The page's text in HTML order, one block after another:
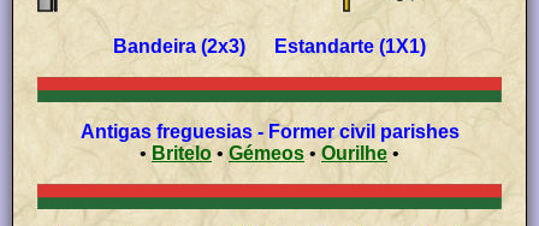
Bandeira (2x3) Estandarte (1X1)
Antigas freguesias - Former civil parishes
• Britelo • Gémeos •Ourilhe •